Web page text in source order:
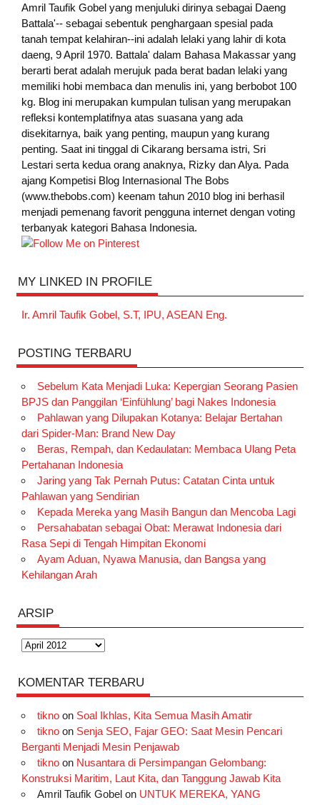
Amril Taufik Gobelyang menjuluki dirinya sebagai Daeng
Battala'-- sebagai sebentuk penghargaan spesial pada
tanah tempat kelahiran--ini adalah lelaki yang lahir di kota
daeng, 9 April 1970. Battala' dalam Bahasa Makassar yang
berarti berat adalah merujuk pada berat badan lelaki yang
memiliki hobi membaca dan menulis ini, yang berbobot 100
kg. Blog ini merupakan kumpulan tulisan yang merupakan
refleksi kontemplatifnya atas suasana yang ada
disekitarnya, baik yang penting, maupun yang kurang
penting. Saat ini tinggal di Cikarang bersama istri, Sri
Lestari serta kedua orang anaknya, Rizky dan Alya. Pada
ajang Kompetisi Blog Internasional The Bobs
(www.thebobs.com) keenam tahun 2010 blog ini berhasil
menjadi pemenang favorit pengguna internet dengan voting
terbanyak kategori Bahasa Indonesia.
MY LINKED IN PROFILE
Ir. Amril Taufik Gobel, S.T, IPU, ASEAN Eng.
POSTING TERBARU
Sebelum Kata Menjadi Luka: Kepergian Seorang Pasien
BPJS dan Panggilan ‘Einfühlung’ bagi Nakes Indonesia
Pahlawan yang Dilupakan Kotanya: Belajar Bertahan
dari Spider-Man: Brand New Day
Beras, Rempah, dan Kedaulatan: Membaca Ulang Peta
Pertahanan Indonesia
Jaring yang Tak Pernah Putus: Catatan Cinta untuk
Pahlawan yang Sendirian
Kepada Mereka yang Masih Bangun dan Mencoba Lagi
Persahabatan sebagai Obat: Merawat Indonesia dari
Rasa Sepi di Tengah Himpitan Ekonomi
Ayam Aduan, Nyawa Manusia, dan Bangsa yang
Kehilangan Arah
ARSIP
Arsip
KOMENTAR TERBARU
tiknoon Soal Ikhlas, Kita Semua Masih Amatir
tiknoon Senja SEO, Fajar GEO: Saat Mesin Pencari
Berganti Menjadi Mesin Penjawab
tiknoon Nusantara di Persimpangan Gelombang:
Konstruksi Maritim, Laut Kita, dan Tanggung Jawab Kita
Amril Taufik Gobelon UNTUK MEREKA, YANG